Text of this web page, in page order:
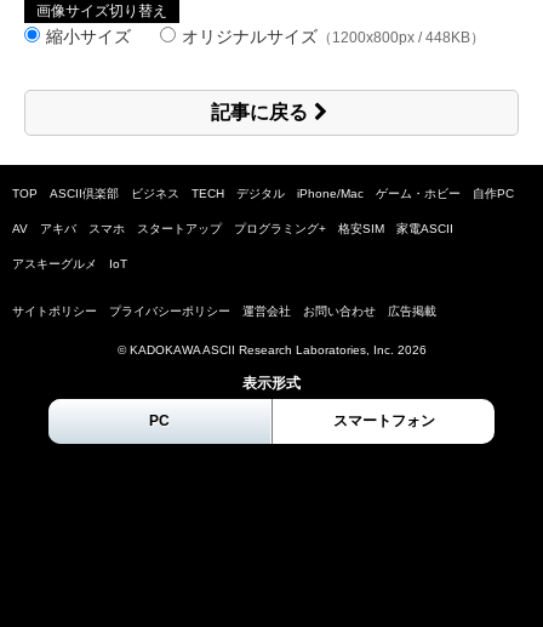
画像サイズ切り替え
縮小サイズ オリジナルサイズ （1200x800px / 448KB）
記事に戻る
TOP ASCII倶楽部 ビジネス TECH デジタル iPhone/Mac ゲーム・ホビー 自作PC
AV アキバ スマホ スタートアップ プログラミング+ 格安SIM 家電ASCII
アスキーグルメ IoT
サイトポリシー プライバシーポリシー 運営会社 お問い合わせ 広告掲載
© KADOKAWA ASCII Research Laboratories, Inc. 2026
表示形式
PC スマートフォン